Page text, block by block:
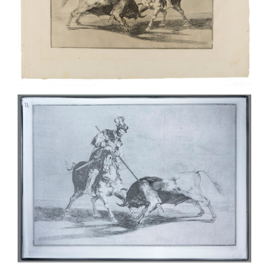
GÓMEZ DE LA SERNA, G., "Goya y los toros", enLa Estafeta
Literaria, Editora Nacional, Madrid, 1972, 484, 4-16
LAFUENTE FERRARI, E.,La Tauromaquia, Gustavo Gili,
Barcelona, 1974, 6, 8, 13
Dibujos de Goya. Estudios para grabados y
DIAZ CASARIEGO, R.,La Tauromaquia, colección de un
frontispicio y cuarenta estampas en las que se representan
los principios, progresos, muertes y actitudes del arte de
lidiar los toros
. Arte y Bibliofilia, Madrid, 1978
PAULSON, R., "Goya and the Spanish Revolution", en
Representations of Revolution (1789-1820)
Press, Londres, New Haven, 1983, 286-387
HOLO, S.R., "Goya and the Bullfight", en
La Tauromaquia:
Goya, Picasso and the Bullfight , Milwaukee Art Museum,
Milwaukee, 1986,23, 31
MARTÍNEZ-NOVILLO, A., "Francisco de Goya. La tauromaquia",
enEl siglo de oro de las tauromaquias. Estampas taurinas
1750-1868, Centro de Asuntos Taurinos, Madrid, 1989, 64-80
CARRETE PARRONDO, J., y MARTÍNEZ NOVILLO, Á.,
oro de las Tauromaquias, estampas taurinas 1750-1868,
Centro de Asuntos Taurinos, Madrid, 1989